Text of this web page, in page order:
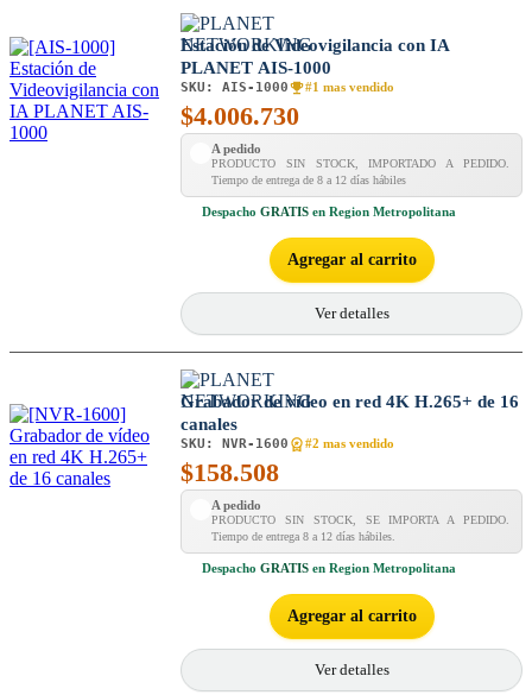
Estación de Videovigilancia con IA
PLANET AIS-1000
SKU: AIS-1000 #1 mas vendido
$4.006.730
A pedido
PRODUCTO SIN STOCK, IMPORTADO A PEDIDO.
Tiempo de entrega de 8 a 12 días hábiles
Despacho GRATIS en Region Metropolitana
Agregar al carrito
Ver detalles
Grabador de vídeo en red 4K H.265+ de 16
canales
SKU: NVR-1600 #2 mas vendido
$158.508
A pedido
PRODUCTO SIN STOCK, SE IMPORTA A PEDIDO.
Tiempo de entrega 8 a 12 días hábiles.
Despacho GRATIS en Region Metropolitana
Agregar al carrito
Ver detalles